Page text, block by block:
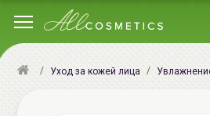
Уход за кожей лица